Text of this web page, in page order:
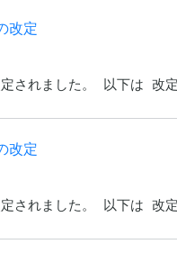
改定
されました。 以下は
改定
されました。 以下は